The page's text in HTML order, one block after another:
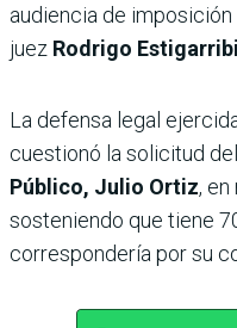
audiencia de
juez Rodrigo
La defensa legal
cuestionó la solicitud del
Público, Julio Ortiz, en
sosteniendo que tiene
correspondería por su